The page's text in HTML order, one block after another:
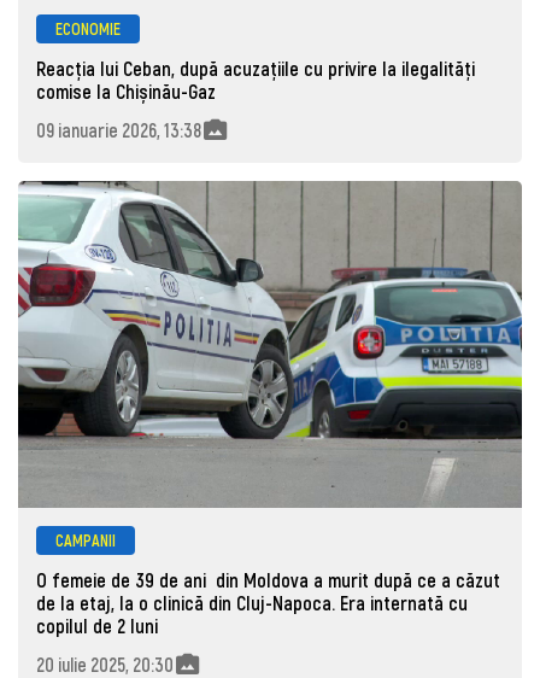
ECONOMIE
Reacția lui Ceban, după acuzațiile cu privire la ilegalități
comise la Chișinău-Gaz
09 ianuarie 2026, 13:38
CAMPANII
O femeie de 39 de ani din Moldova a murit după ce a căzut
de la etaj, la o clinică din Cluj-Napoca. Era internată cu
copilul de 2 luni
20 iulie 2025, 20:30